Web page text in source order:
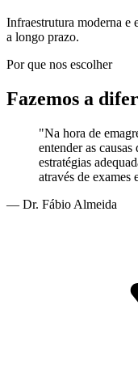
Infraestrutura moderna e
a longo prazo.
Por que nos escolher
Fazemos a
"Na hora de
entender as causas
estratégias
através de exames
— Dr. Fábio Almeida